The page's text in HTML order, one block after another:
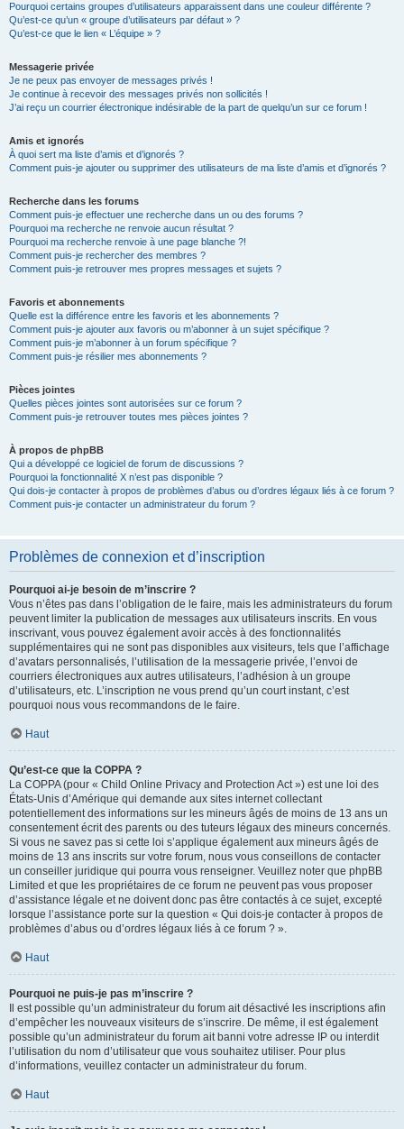
Pourquoi certains groupes d’utilisateurs apparaissent dans une couleur différente ?
Qu’est-ce qu’un « groupe d’utilisateurs par défaut » ?
Qu’est-ce que le lien « L’équipe » ?
Messagerie privée
Je ne peux pas envoyer de messages privés !
Je continue à recevoir des messages privés non sollicités !
J’ai reçu un courrier électronique indésirable de la part de quelqu’un sur ce forum !
Amis et ignorés
À quoi sert ma liste d’amis et d’ignorés ?
Comment puis-je ajouter ou supprimer des utilisateurs de ma liste d’amis et d’ignorés ?
Recherche dans les forums
Comment puis-je effectuer une recherche dans un ou des forums ?
Pourquoi ma recherche ne renvoie aucun résultat ?
Pourquoi ma recherche renvoie à une page blanche ?!
Comment puis-je rechercher des membres ?
Comment puis-je retrouver mes propres messages et sujets ?
Favoris et abonnements
Quelle est la différence entre les favoris et les abonnements ?
Comment puis-je ajouter aux favoris ou m’abonner à un sujet spécifique ?
Comment puis-je m’abonner à un forum spécifique ?
Comment puis-je résilier mes abonnements ?
Pièces jointes
Quelles pièces jointes sont autorisées sur ce forum ?
Comment puis-je retrouver toutes mes pièces jointes ?
À propos de phpBB
Qui a développé ce logiciel de forum de discussions ?
Pourquoi la fonctionnalité X n’est pas disponible ?
Qui dois-je contacter à propos de problèmes d’abus ou d’ordres légaux liés à ce forum ?
Comment puis-je contacter un administrateur du forum ?
Problèmes de connexion et d’inscription
Pourquoi ai-je besoin de m’inscrire ?
Vous n’êtes pas dans l’obligation de le faire, mais les administrateurs du forum
peuvent limiter la publication de messages aux utilisateurs inscrits. En vous
inscrivant, vous pouvez également avoir accès à des fonctionnalités
supplémentaires qui ne sont pas disponibles aux visiteurs, tels que l’affichage
d’avatars personnalisés, l’utilisation de la messagerie privée, l’envoi de
courriers électroniques aux autres utilisateurs, l’adhésion à un groupe
d’utilisateurs, etc. L’inscription ne vous prend qu’un court instant, c’est
pourquoi nous vous recommandons de le faire.
Haut
Qu’est-ce que la COPPA ?
La COPPA (pour « Child Online Privacy and Protection Act ») est une loi des
États-Unis d’Amérique qui demande aux sites internet collectant
potentiellement des informations sur les mineurs âgés de moins de 13 ans un
consentement écrit des parents ou des tuteurs légaux des mineurs concernés.
Si vous ne savez pas si cette loi s’applique également aux mineurs âgés de
moins de 13 ans inscrits sur votre forum, nous vous conseillons de contacter
un conseiller juridique qui pourra vous renseigner. Veuillez noter que phpBB
Limited et que les propriétaires de ce forum ne peuvent pas vous proposer
d’assistance légale et ne doivent donc pas être contactés à ce sujet, excepté
lorsque l’assistance porte sur la question « Qui dois-je contacter à propos de
problèmes d’abus ou d’ordres légaux liés à ce forum ? ».
Haut
Pourquoi ne puis-je pas m’inscrire ?
Il est possible qu’un administrateur du forum ait désactivé les inscriptions afin
d’empêcher les nouveaux visiteurs de s’inscrire. De même, il est également
possible qu’un administrateur du forum ait banni votre adresse IP ou interdit
l’utilisation du nom d’utilisateur que vous souhaitez utiliser. Pour plus
d’informations, veuillez contacter un administrateur du forum.
Haut